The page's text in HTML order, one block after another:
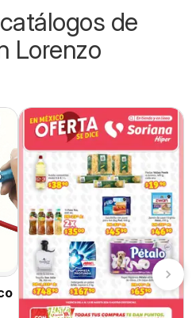
de
Lorenzo